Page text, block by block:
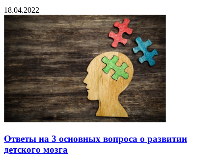
18.04.2022
Ответы на 3 основных вопроса о развитии
детского мозга